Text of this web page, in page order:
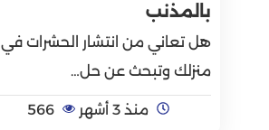
بالمذنب
هل تعاني من انتشار الحشرات في
منزلك وتبحث عن حل…
منذ 3 أشهر 566